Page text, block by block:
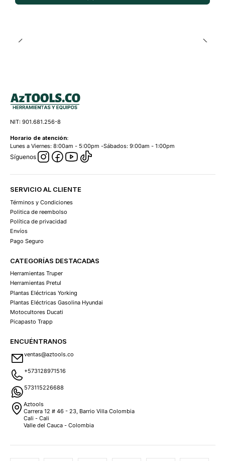
NIT: 901.681.256-8
Horario de atención:
Lunes a Viernes: 8:00am - 5:00pm -Sábados: 9:00am - 1:00pm
Síguenos
SERVICIO AL CLIENTE
Términos y Condiciones
Politica de reembolso
Política de privacidad
Envíos
Pago Seguro
CATEGORÍAS DESTACADAS
Herramientas Truper
Herramientas Pretul
Plantas Eléctricas Yorking
Plantas Eléctricas Gasolina Hyundai
Motocultores Ducati
Picapasto Trapp
ENCUÉNTRANOS
ventas@aztools.co
+573128971516
573115226688
Aztools
Carrera 12 # 46 - 23, Barrio Villa Colombia
Cali - Cali
Valle del Cauca - Colombia